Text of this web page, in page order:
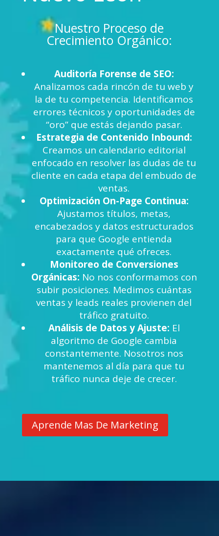
Nuestro Proceso de
Crecimiento Orgánico:
Auditoría Forense de SEO:
Analizamos cada rincón de tu web y
la de tu competencia. Identificamos
errores técnicos y oportunidades de
“oro” que estás dejando pasar.
Estrategia de Contenido Inbound:
Creamos un calendario editorial
enfocado en resolver las dudas de tu
cliente en cada etapa del embudo de
ventas.
Optimización On-Page Continua:
Ajustamos títulos, metas,
encabezados y datos estructurados
para que Google entienda
exactamente qué ofreces.
Monitoreo de Conversiones
Orgánicas: No nos conformamos con
subir posiciones. Medimos cuántas
ventas y leads reales provienen del
tráfico gratuito.
Análisis de Datos y Ajuste: El
algoritmo de Google cambia
constantemente. Nosotros nos
mantenemos al día para que tu
tráfico nunca deje de crecer.
Aprende Mas De Marketing